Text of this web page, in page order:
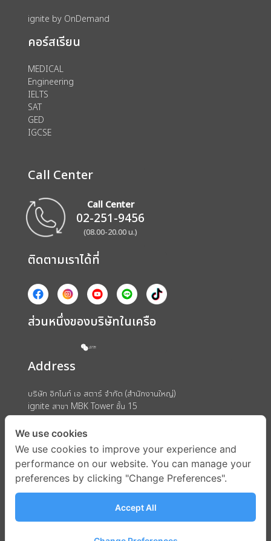
ignite by OnDemand
คอร์สเรียน
MEDICAL
Engineering
IELTS
SAT
GED
IGCSE
Call Center
Call Center
02-251-9456
(08.00-20.00 น.)
ติดตามเราได้ที่
ส่วนหนึ่งของบริษัทในเครือ
Address
บริษัท อิกไนท์ เอ สตาร์ จำกัด (สำนักงานใหญ่)
ignite สาขา MBK Tower ชั้น 15
ถนนพญาไท แขวงวังใหม่ เขตปทุมวัน กรุงเทพมหานคร 10330
We use cookies
We use cookies to improve your experience and
performance on our website. You can manage your
preferences by clicking "Change Preferences".
Accept All